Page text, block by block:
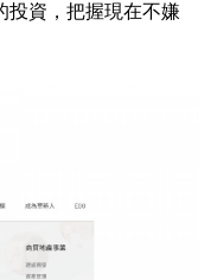
投資，把握現在不嫌